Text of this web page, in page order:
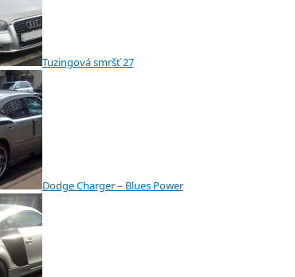
Tuzingová smršť 27
Dodge Charger – Blues Power